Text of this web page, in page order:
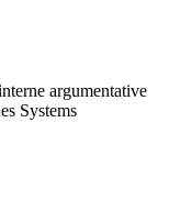
argumentative
Systems